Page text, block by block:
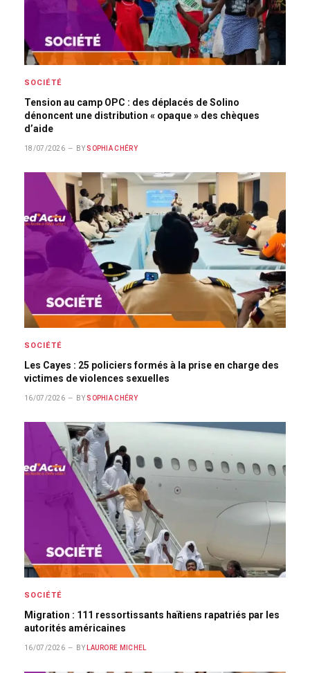
SOCIÉTÉ
Tension au camp OPC : des déplacés de Solino
dénoncent une distribution « opaque » des chèques
d’aide
18/07/2026 BY SOPHIA CHÉRY
SOCIÉTÉ
Les Cayes : 25 policiers formés à la prise en charge des
victimes de violences sexuelles
16/07/2026 BY SOPHIA CHÉRY
SOCIÉTÉ
Migration : 111 ressortissants haïtiens rapatriés par les
autorités américaines
16/07/2026 BY LAURORE MICHEL